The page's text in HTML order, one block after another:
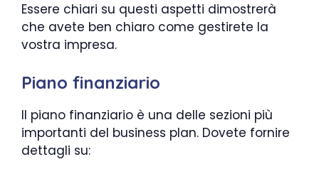
Essere chiari su questi aspetti dimostrerà
che avete ben chiaro come gestirete la
vostra impresa.
Piano finanziario
Il piano finanziario è una delle sezioni più
importanti del business plan. Dovete fornire
dettagli su: